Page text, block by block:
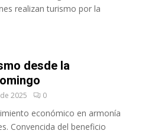
realizan turismo por la
desde la
2025 0
económico en armonía
Convencida del beneficio